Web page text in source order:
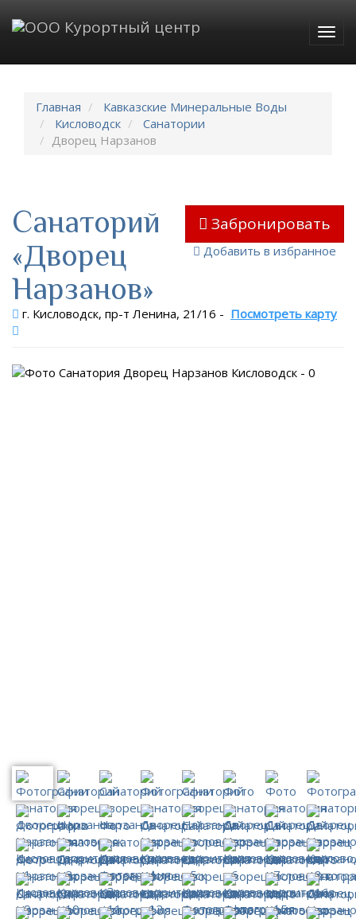
Главная
Кавказские Минеральные Воды
Кисловодск
Санатории
Дворец Нарзанов
Забронировать
Добавить в избранное
Санаторий
«Дворец
Нарзанов»
г. Кисловодск, пр-т Ленина, 21/16 - Посмотреть карту